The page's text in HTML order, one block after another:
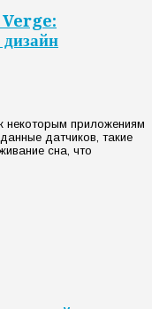
дизайн
некоторым приложениям
датчиков, такие
сна, что